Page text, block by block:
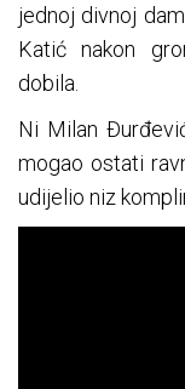
jednoj divnoj
Katić nakon
dobila.
Ni Milan
mogao ostati
udijelio niz